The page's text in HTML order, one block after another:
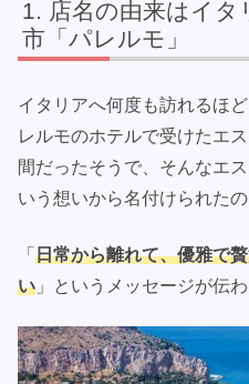
店名の由来はイ
市「パレルモ」
イタリアへ何度も訪れるほ
レルモのホテルで受けたエ
間だったそうで、そんなエ
いう想いから名付けられたの
「 日常から離れて、優雅で
い 」というメッセージが伝わ